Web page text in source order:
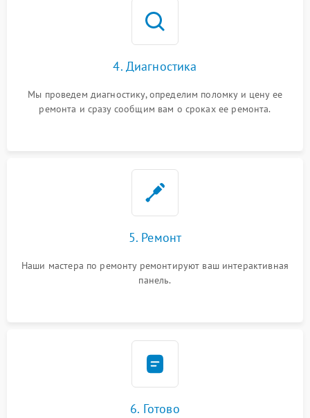
4. Диагностика
Мы проведем диагностику, определим поломку и цену ее
ремонта и сразу сообщим вам о сроках ее ремонта.
5. Ремонт
Наши мастера по ремонту ремонтируют ваш интерактивная
панель.
6. Готово